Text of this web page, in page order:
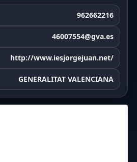
962662216
46007554@gva.es
http://www.iesjorgejuan.net/
GENERALITAT VALENCIANA